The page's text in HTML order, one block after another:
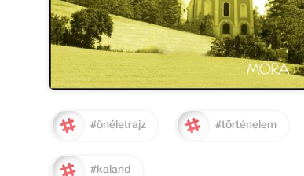
#önéletrajz #történelem
#kaland